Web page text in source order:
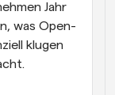
Jahr
was Open-
klugen